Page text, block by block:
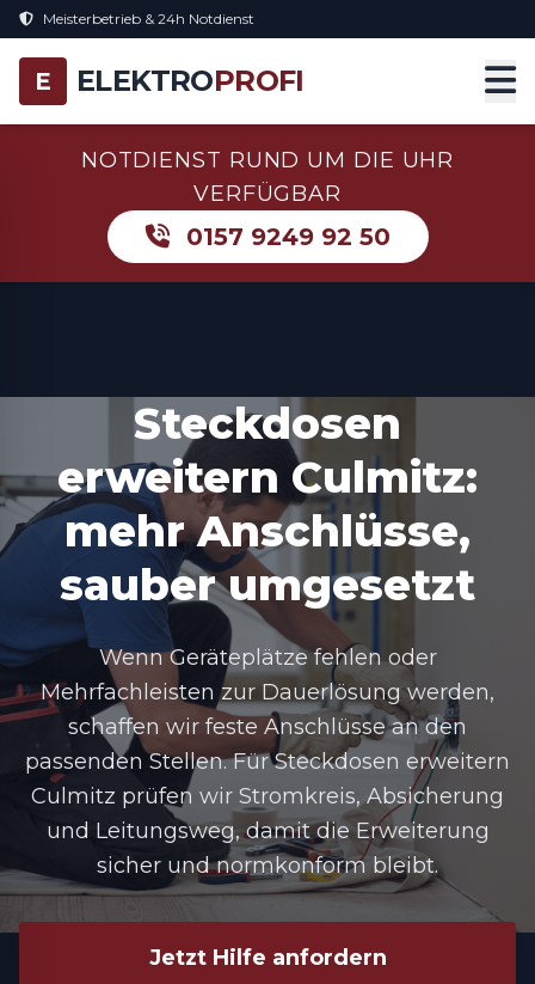
Meisterbetrieb & 24h Notdienst
E ELEKTROPROFI
NOTDIENST RUND UM DIE UHR
VERFÜGBAR
0157 9249 92 50
Steckdosen
erweitern Culmitz:
mehr Anschlüsse,
sauber umgesetzt
Wenn Geräteplätze fehlen oder
Mehrfachleisten zur Dauerlösung werden,
schaffen wir feste Anschlüsse an den
passenden Stellen. FürSteckdosen erweitern
Culmitz prüfen wir Stromkreis, Absicherung
und Leitungsweg, damit die Erweiterung
sicher und normkonform bleibt.
Jetzt Hilfe anfordern